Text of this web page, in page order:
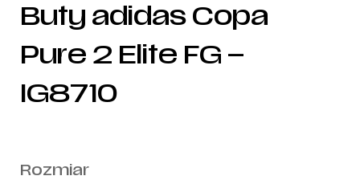
Buty adidas Copa
Pure 2 Elite FG –
IG8710
Rozmiar